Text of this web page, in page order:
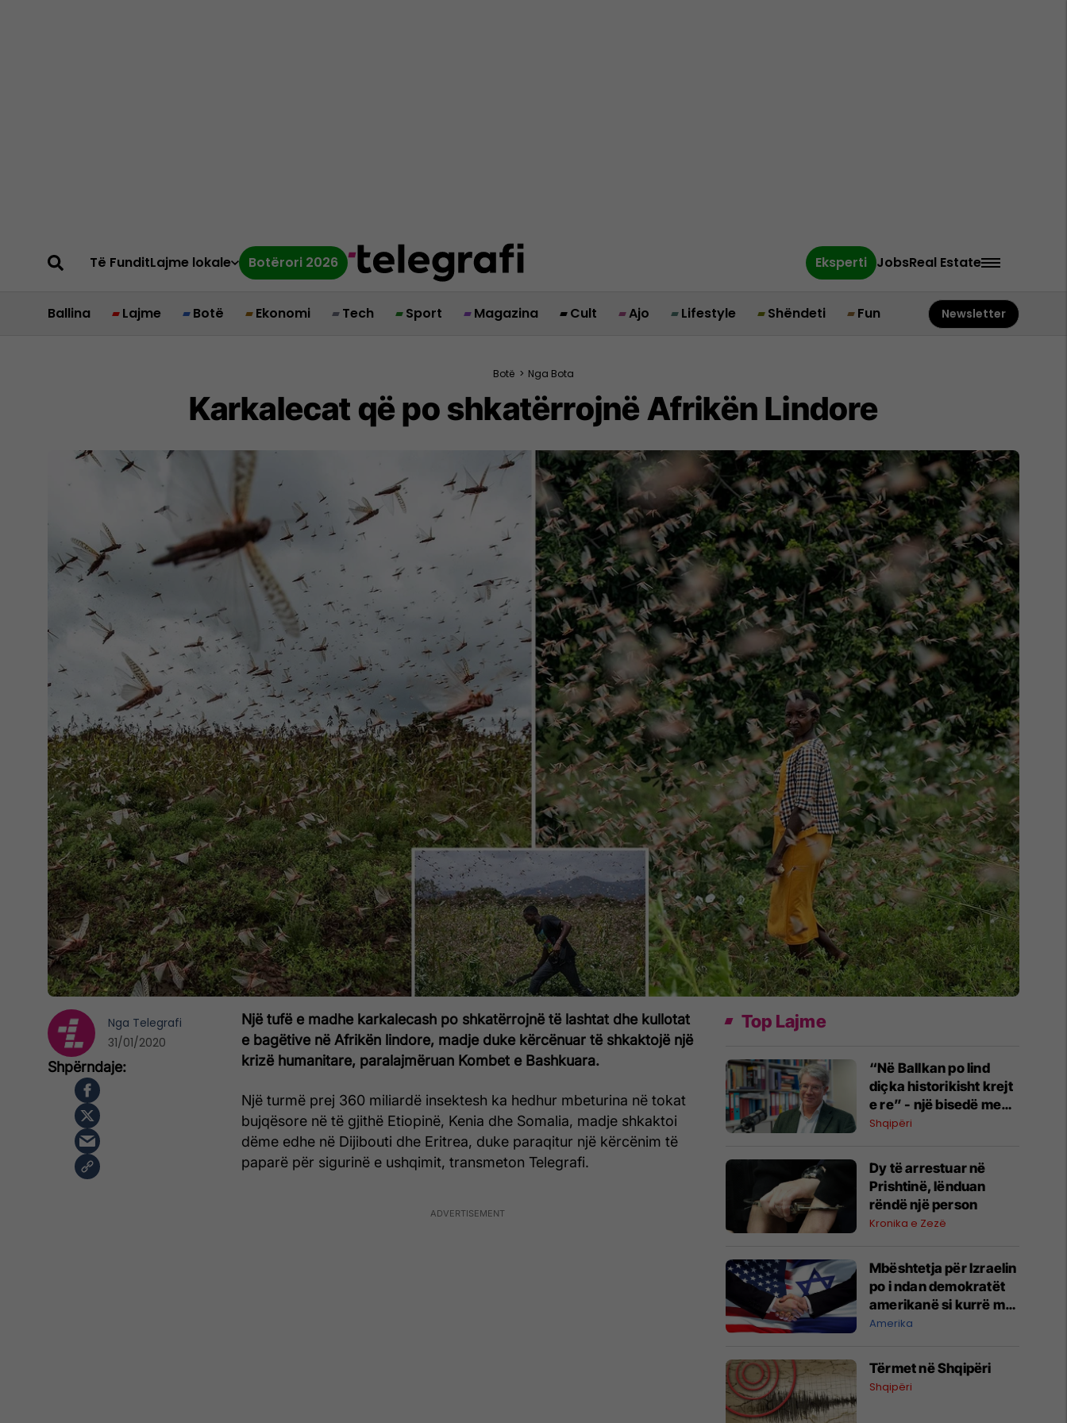
Të FunditLajme lokale Botërori 2026 Eksperti JobsReal Estate
Ballina Lajme Botë Ekonomi Tech Sport Magazina Cult Ajo Lifestyle Shëndeti Fun Newsletter
Botë > Nga Bota
Karkalecat që po shkatërrojnë Afrikën Lindore
Një tufë e madhe karkalecash po shkatërrojnë të lashtat dhe kullotat
e bagëtive në Afrikën lindore, madje duke kërcënuar të shkaktojë një
krizë humanitare, paralajmëruan Kombet e Bashkuara.
Një turmë prej 360 miliardë insektesh ka hedhur mbeturina në tokat
bujqësore në të gjithë Etiopinë, Kenia dhe Somalia, madje shkaktoi
dëme edhe në Dijibouti dhe Eritrea, duke paraqitur një kërcënim të
paparë për sigurinë e ushqimit, transmeton Telegrafi.
Nga Telegrafi
31/01/2020
Top Lajme
“Në Ballkan po lind
diçka historikisht krejt
e re” - një bisedë me
Oliver Jens Schmitt
Shqipëri dhe të
kaluarën e rajonit
Shqipëri
Dy të arrestuar në
Prishtinë, lënduan
rëndë një person
Kronika e Zezë
Mbështetja për Izraelin
po i ndan demokratët
amerikanë si kurrë më
parë
Amerika
Tërmet në Shqipëri
Shqipëri